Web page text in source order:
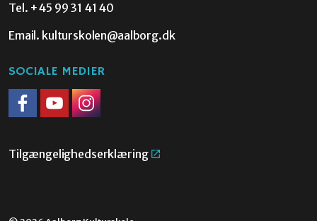
Tel. +45 99 31 41 40
Email. kulturskolen@aalborg.dk
SOCIALE MEDIER
Tilgængelighedserklæring